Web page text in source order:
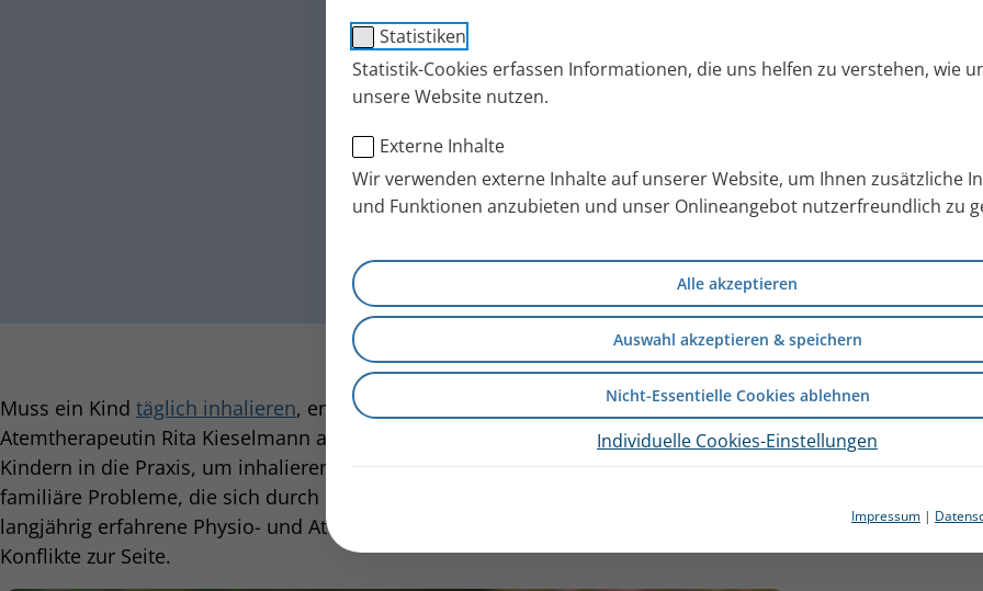
Statistiken
Statistik-Cookies erfassen Informationen, die uns helfen zu verstehen, wie
unsere Website nutzen.
Externe Inhalte
Wir verwenden externe Inhalte auf unserer Website, um Ihnen zusätzliche
und Funktionen anzubieten und unser Onlineangebot nutzerfreundlich zu
Alle akzeptieren
Auswahl akzeptieren & speichern
Nicht-Essentielle Cookies ablehnen
Individuelle Cookies-Einstellungen
Impressum |
Muss ein Kind täglich inhalieren, entstehen oft Konflikte in der Familie. Das weiß
Atemtherapeutin Rita Kieselmann aus Erfahrung. Eigentlich kommen Eltern mit ihren
Kindern in die Praxis, um inhalieren zu erlernen. Dabei berichten sie häufig über
familiäre Probleme, die sich durch die Pflicht zur täglichen Inhalation ergeben. Die
langjährig erfahrene Physio- und Atemtherapeutin steht Eltern bei der Lösung dieser
Konflikte zur Seite.